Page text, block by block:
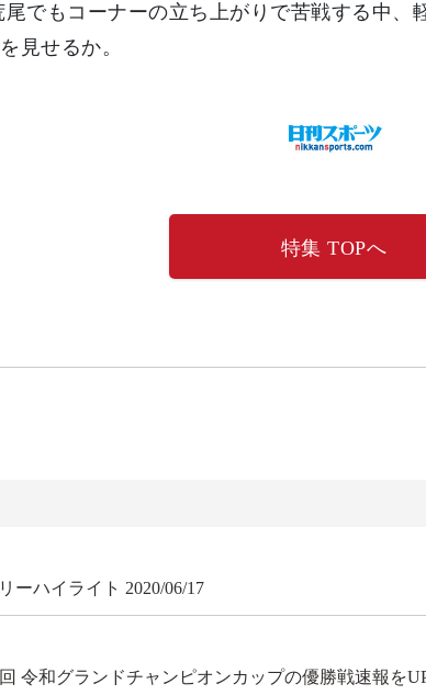
でもコーナーの立ち上がりで苦戦する中、
見せるか。
特集 TOPへ
ーハイライト 2020/06/17
令和グランドチャンピオンカップの優勝戦速報を